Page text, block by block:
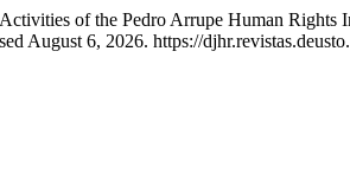
of the Pedro Arrupe Human Rights
August 6, 2026. https://